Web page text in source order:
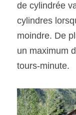
de cylindrée
cylindres
moindre. De
un maximum
tours-minute.